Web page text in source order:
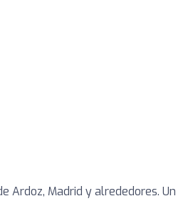
Ardoz, Madrid y alrededores. Un